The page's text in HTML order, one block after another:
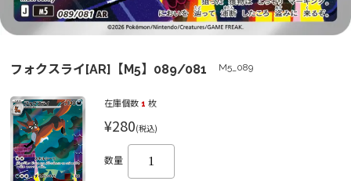
フォクスライ[AR]【M5】089/081 M5_089
在庫個数 1 枚
¥280(税込)
数量